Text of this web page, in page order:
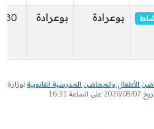
بوعرادة بوعرادة
الأطفال والمحاضن المدرسية القانونية لوزارة
16:31